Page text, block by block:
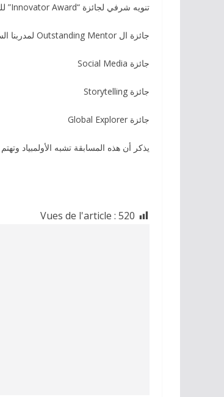
تنويه شرفي لجائزة “Innovator Award” للبحث العلمي
جائزة ال Outstanding Mentor لمدربنا السيد رابح حمودة
جائزة Social Media
جائزة Storytelling
جائزة Global Explorer
يذكر أن هذه المسابقة تشبه الأولمبياد
Vues de l'article : 520